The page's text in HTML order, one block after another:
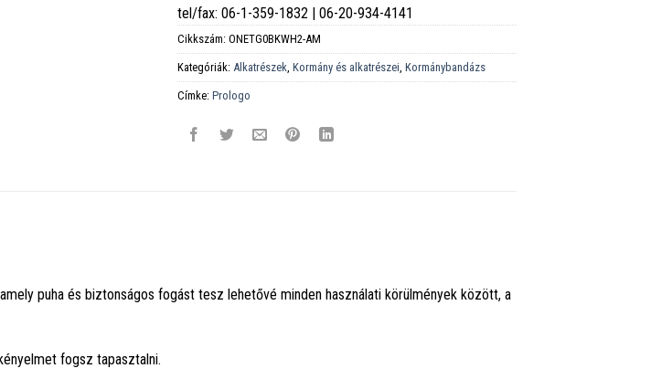
tel/fax: 06-1-359-1832 | 06-20-934-4141
Cikkszám:ONETG0BKWH2-AM
Kategóriák: Alkatrészek ,Kormány és alkatrészei ,Kormánybandázs
Címke:Prologo
puha és biztonságos fogást tesz lehetővé minden használati körülmények között, a
fogsz tapasztalni.